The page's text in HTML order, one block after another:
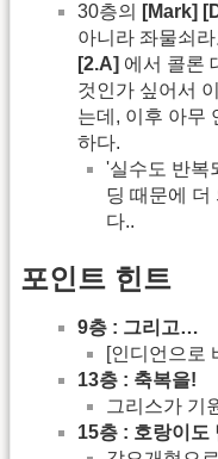
30층의
[Mark]
아니라 좌물쇠
[2.A] 에서 콜론
것인가 싶어서
는데, 이후 아무
하다.
'실수도 반복
딩 때문에 더
다..
포인트 힌트
9층 : 그리고…
[인디언으로
13층 : 축복을!
그리스가 기
15층 : 호랑이도